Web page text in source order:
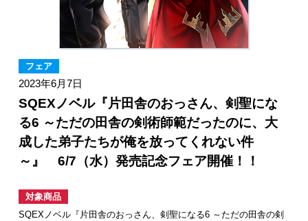
フェア
2023年6月7日
SQEXノベル『片田舎のおっさん、剣聖にな
る6 ～ただの田舎の剣術師範だったのに、大
成した弟子たちが俺を放ってくれない件
～』 6/7（水）発売記念フェア開催！！
対象商品
SQEXノベル『片田舎のおっさん、剣聖になる6 ～ただの田舎の剣